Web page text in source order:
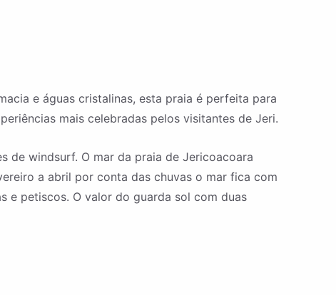
e águas cristalinas, esta praia é perfeita para
mais celebradas pelos visitantes de Jeri.
de windsurf. O mar da praia de Jericoacoara
a abril por conta das chuvas o mar fica com
e petiscos. O valor do guarda sol com duas